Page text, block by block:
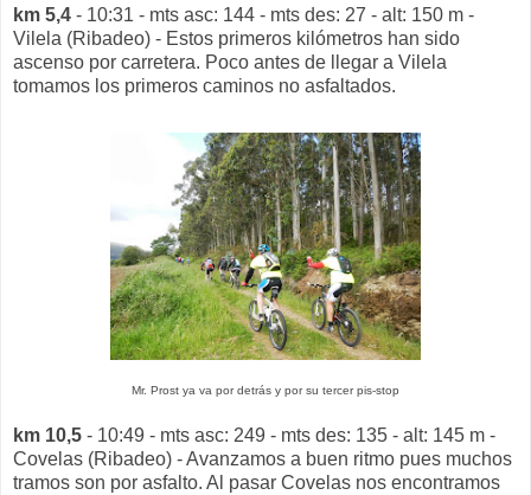
km 5,4 - 10:31 - mts asc: 144 - mts des: 27 - alt: 150 m -
Vilela (Ribadeo) - Estos primeros kilómetros han sido
ascenso por carretera. Poco antes de llegar a Vilela
tomamos los primeros caminos no asfaltados.
Mr. Prost ya va por detrás y por su tercer pis-stop
km 10,5 - 10:49 - mts asc: 249 - mts des: 135 - alt: 145 m -
Covelas (Ribadeo) - Avanzamos a buen ritmo pues muchos
tramos son por asfalto. Al pasar Covelas nos encontramos